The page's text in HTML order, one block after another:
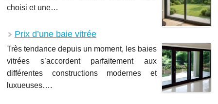
choisi et une…
Prix d’une baie vitrée
Très tendance depuis un moment, les baies
vitrées s’accordent parfaitement aux
différentes constructions modernes et
luxueuses….